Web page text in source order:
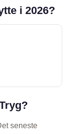
i 2026?
seneste